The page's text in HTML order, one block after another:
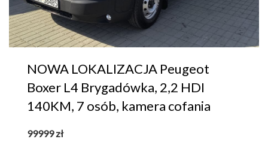
NOWA LOKALIZACJA Peugeot
Boxer L4 Brygadówka, 2,2 HDI
140KM, 7 osób, kamera cofania
99999zł